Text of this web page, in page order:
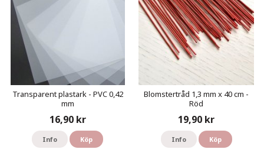
Transparent plastark - PVC 0,42
mm
16,90 kr
Info Köp
Blomstertråd 1,3 mm x 40 cm -
Röd
19,90 kr
Info Köp